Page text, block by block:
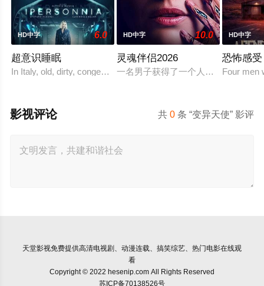
HD中字 6.0
超意识睡眠
In Italy, old, dirty, congested prisons ful
HD中字 10.0
灵魂伴侣2026
一名男子获得了一个人工智能机器人
HD中字
恐怖感受
Four men
共0 条 “变异天使” 影评
影视评论
天堂影视免费提供高清电视剧、动漫连载、搞笑综艺、热门电影在线观
看
Copyright © 2022 hesenip.com All Rights Reserved
苏ICP备70138526号